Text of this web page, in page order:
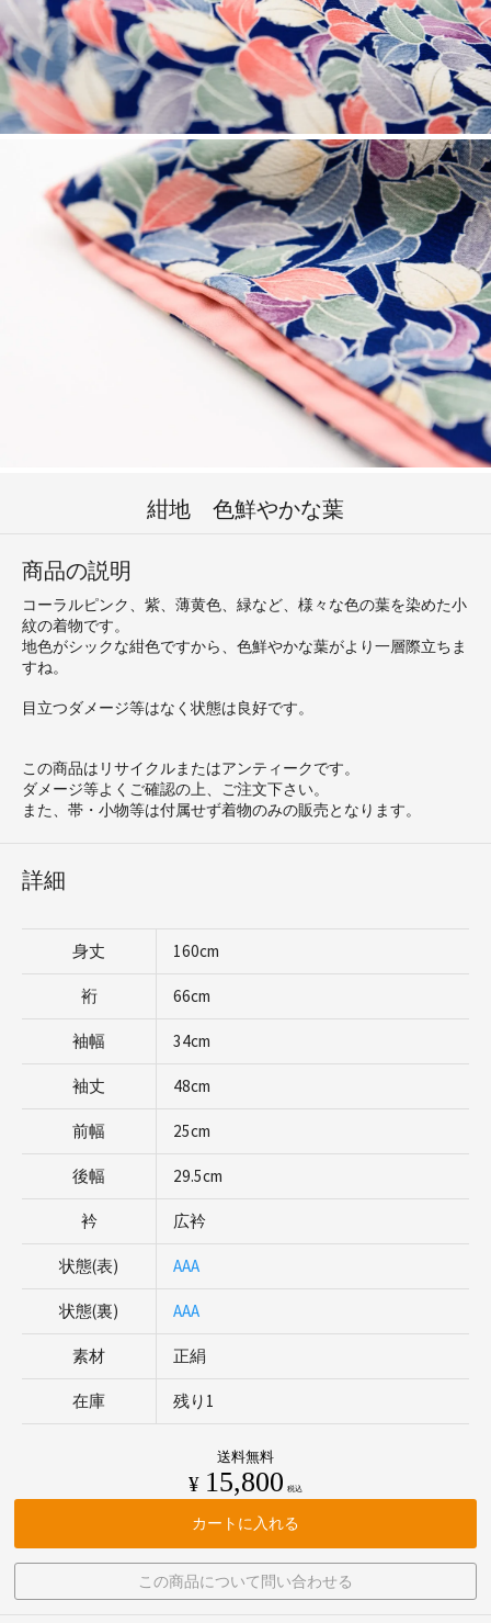
紺地 色鮮やかな葉
商品の説明
コーラルピンク、紫、薄黄色、緑など、様々な色の葉を染めた小
紋の着物です。
地色がシックな紺色ですから、色鮮やかな葉がより一層際立ちま
すね。
目立つダメージ等はなく状態は良好です。
この商品はリサイクルまたはアンティークです。
ダメージ等よくご確認の上、ご注文下さい。
また、帯・小物等は付属せず着物のみの販売となります。
詳細
身丈 160cm
裄 66cm
袖幅 34cm
袖丈 48cm
前幅 25cm
後幅 29.5cm
衿 広衿
状態(表) AAA
状態(裏) AAA
素材 正絹
在庫 残り1
送料無料
¥ 15,800 税込
カートに入れる
この商品について問い合わせる